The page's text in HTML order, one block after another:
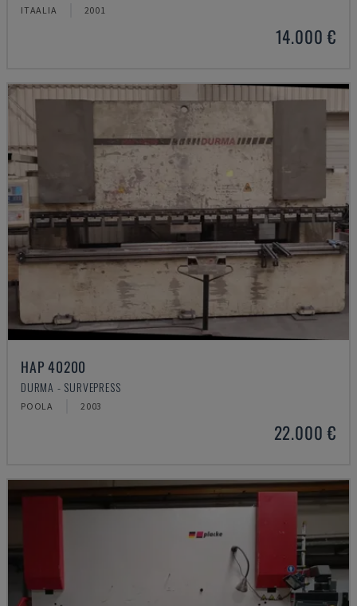
ITAALIA 2001
14.000 €
HAP 40200
DURMA - SURVEPRESS
POOLA 2003
22.000 €